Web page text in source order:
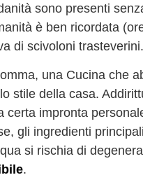
sono presenti
è ben ricordata
di scivoloni
una Cucina che
stile della casa.
certa impronta
gli ingredienti
si rischia di
.